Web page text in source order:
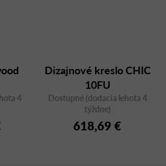
4
Dizajnové kreslo CHIC
10FU
Dostupné (dodacia lehota 4
týždne)
618,69 €